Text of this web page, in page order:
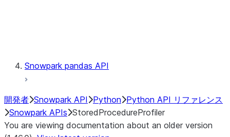
Snowpark pandas API
開発者 Snowpark API Python Python API リファレンス
Snowpark APIs StoredProcedureProfiler
You are viewing documentation about an older version